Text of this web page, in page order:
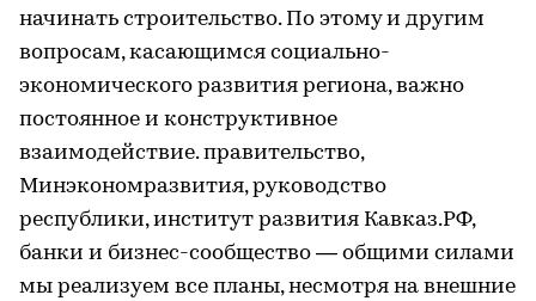
начинать строительство. По этому и другим
вопросам, касающимся социально-
экономического развития региона, важно
постоянное и конструктивное
взаимодействие. правительство,
Минэкономразвития, руководство
республики, институт развития Кавказ.РФ,
банки и бизнес-сообщество — общими силами
мы реализуем все планы, несмотря на внешние